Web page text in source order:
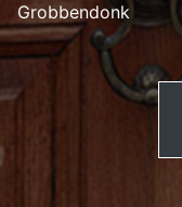
Grobbendonk